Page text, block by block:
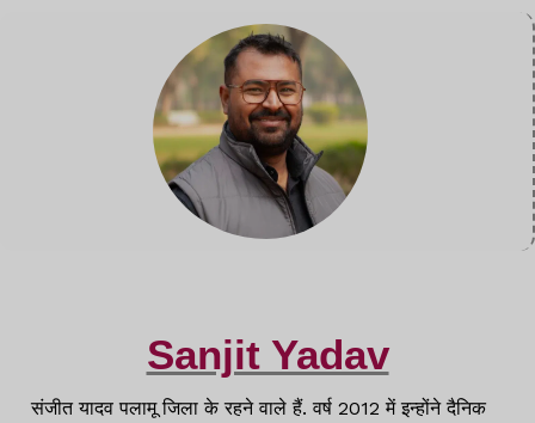
Sanjit Yadav
संजीत यादव पलामू जिला के रहने वाले हैं. वर्ष 2012 में इन्होंने दैनिक